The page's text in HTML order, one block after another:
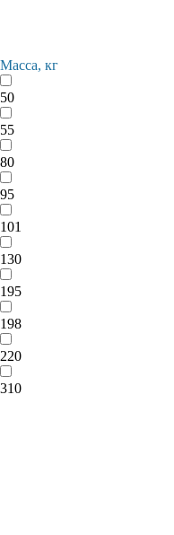
Масса, кг
50
55
80
95
101
130
195
198
220
310